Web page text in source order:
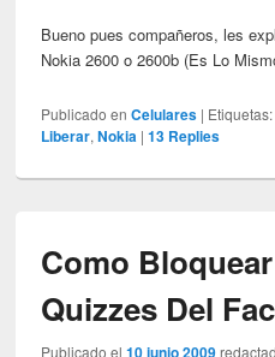
Bueno pues compañeros, les
Nokia 2600 o 2600b (Es Lo
Publicado en Celulares | Etiquetas:
Liberar,Nokia |13 Replies
Como
Quizzes Del
Publicado el10 junio 2009